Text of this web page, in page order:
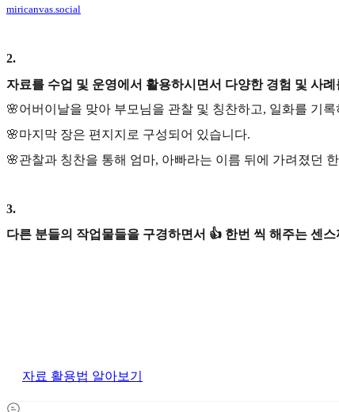
miricanvas.social
2.
자료를 수업 및 운영에서 활용하시면서 다양한 경험 및 사
🌸어버이날을 맞아 부모님을 관찰 및 칭찬하고, 일화를 기
🌸마지막 장은 편지지로 구성되어 있습니다.
🌸관찰과 칭찬을 통해 엄마, 아빠라는 이름 뒤에 가려졌던
3.
다른 분들의 작업물들을 구경하면서 👍 한번 씩 해주는 센
자료 활용법 알아보기